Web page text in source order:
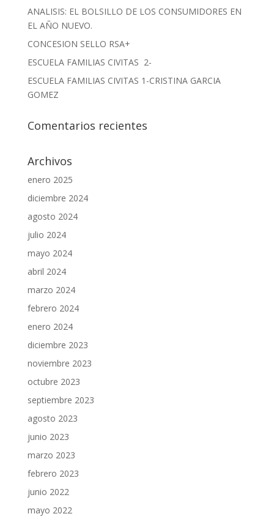
ANALISIS: EL BOLSILLO DE LOS CONSUMIDORES EN
EL AÑO NUEVO.
CONCESION SELLO RSA+
ESCUELA FAMILIAS CIVITAS 2-
ESCUELA FAMILIAS CIVITAS 1-CRISTINA GARCIA
GOMEZ
Comentarios recientes
Archivos
enero 2025
diciembre 2024
agosto 2024
julio 2024
mayo 2024
abril 2024
marzo 2024
febrero 2024
enero 2024
diciembre 2023
noviembre 2023
octubre 2023
septiembre 2023
agosto 2023
junio 2023
marzo 2023
febrero 2023
junio 2022
mayo 2022